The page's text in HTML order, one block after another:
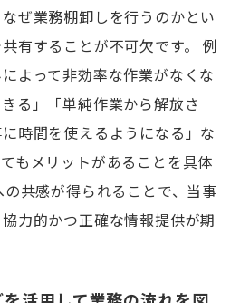
ぜ業務棚卸しを行うのかとい
有することが不可欠です。 例
よって非効率な作業がなくな
る」「単純作業から解放さ
時間を使えるようになる」な
もメリットがあることを具体
共感が得られることで、当事
力的かつ正確な情報提供が期